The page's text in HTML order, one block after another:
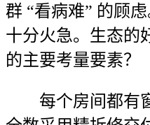
群 “看病难” 的顾
十分火急。生态的
的主要考量要素？
每个房间都有窗